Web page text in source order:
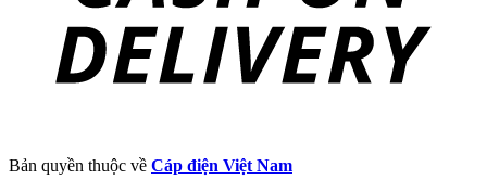
Bản quyền thuộc về Cáp điện Việt Nam